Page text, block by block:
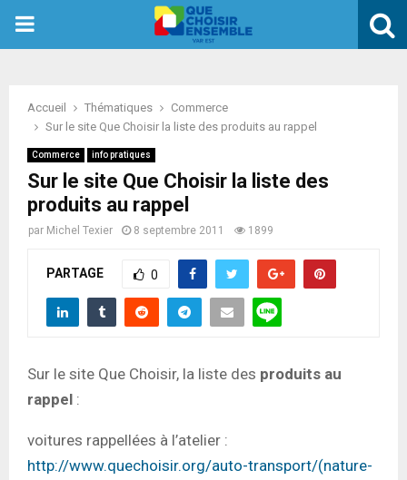
PRIMARY
Accueil Thématiques
Commerce
Sur le site Que Choisir la liste des produits au rappel
Commerce info pratiques
Sur le site Que Choisir la liste des
produits au rappel
par Michel Texier 8 septembre 2011 1899
PARTAGE 0
Sur le site Que Choisir, la liste des produits au
rappel :
voitures rappellées à l’atelier :
http://www.quechoisir.org/auto-transport/(nature-